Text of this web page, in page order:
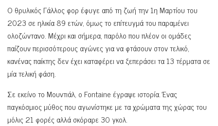
Ο θρυλικός Γάλλος φορ έφυγε από τη ζωή την 1η Μαρτίου του
2023 σε ηλικία 89 ετών, όμως το επίτευγμά του παραμένει
ολοζώντανο. Μέχρι και σήμερα, παρόλο που πλέον οι ομάδες
παίζουν περισσότερους αγώνες για να φτάσουν στον τελικό,
κανένας παίκτης δεν έχει καταφέρει να ξεπεράσει τα 13 τέρματα σε
μία τελική φάση.
Σε εκείνο το Μουντιάλ, ο Fontaine έγραψε ιστορία. Ένας
παγκόσμιος μύθος που αγωνίστηκε με τα χρώματα της χώρας του
μόλις 21 φορές αλλά σκόραρε 30 γκολ.